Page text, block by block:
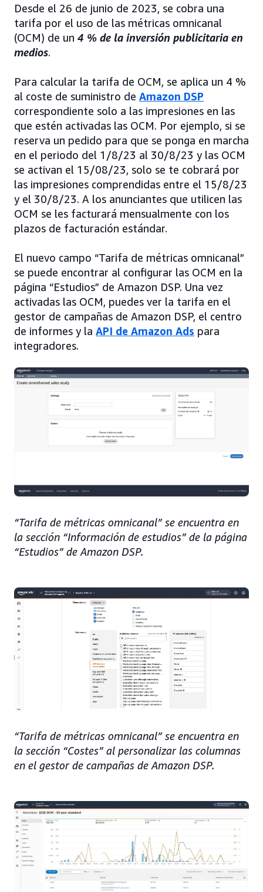
Desde el 26 de junio de 2023, se cobra una
tarifa por el uso de las métricas omnicanal
(OCM) de un 4 % de la inversión publicitaria en
medios.
Para calcular la tarifa de OCM, se aplica un 4 %
al coste de suministro de Amazon DSP
correspondiente solo a las impresiones en las
que estén activadas las OCM. Por ejemplo, si se
reserva un pedido para que se ponga en marcha
en el periodo del 1/8/23 al 30/8/23 y las OCM
se activan el 15/08/23, solo se te cobrará por
las impresiones comprendidas entre el 15/8/23
y el 30/8/23. A los anunciantes que utilicen las
OCM se les facturará mensualmente con los
plazos de facturación estándar.
El nuevo campo “Tarifa de métricas omnicanal”
se puede encontrar al configurar las OCM en la
página “Estudios” de Amazon DSP. Una vez
activadas las OCM, puedes ver la tarifa en el
gestor de campañas de Amazon DSP, el centro
de informes y la API de Amazon Ads para
integradores.
“Tarifa de métricas omnicanal” se encuentra en
la sección “Información de estudios” de la página
“Estudios” de Amazon DSP.
“Tarifa de métricas omnicanal” se encuentra en
la sección “Costes” al personalizar las columnas
en el gestor de campañas de Amazon DSP.